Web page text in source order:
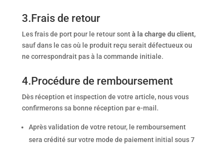
3.Frais de retour
Les frais de port pour le retour sontà la charge du client,
sauf dans le cas où le produit reçu serait défectueux ou
ne correspondrait pas à la commande initiale.
4.Procédure de remboursement
Dès réception et inspection de votre article, nous vous
confirmerons sa bonne réception par e-mail.
Après validation de votre retour, le remboursement
sera crédité sur votre mode de paiement initial sous 7